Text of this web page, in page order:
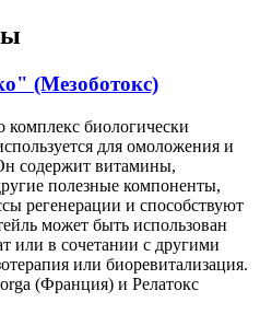
(Мезоботокс)
комплекс биологически
для омоложения и
содержит витамины,
полезные компоненты,
регенерации и способствуют
может быть использован
или в сочетании с другими
или биоревитализация.
(Франция) и Релатокс